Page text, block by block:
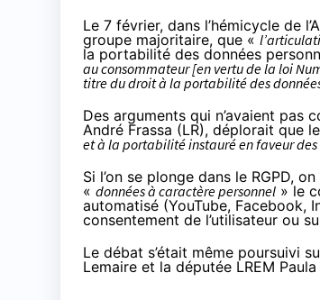
Le 7 février, dans l’hémicycle de
groupe majoritaire, que «
la portabilité des données
au consommateur [en vertu de la loi
titre du droit à la portabilité des
Des arguments qui n’avaient pas
André Frassa (LR), déplorait que
et à la portabilité instauré en faveur
Si l’on se plonge dans le RGPD,
« données à caractère personnel » le
automatisé (YouTube, Facebook,
consentement de l’utilisateur ou
Le débat s’était même poursuivi
Lemaire et la députée LREM